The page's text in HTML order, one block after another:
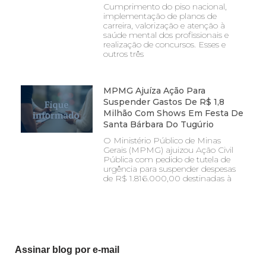
Cumprimento do piso nacional,
implementação de planos de
carreira, valorização e atenção à
saúde mental dos profissionais e
realização de concursos. Esses e
outros três
MPMG Ajuíza Ação Para
Suspender Gastos De R$ 1,8
Milhão Com Shows Em Festa De
Santa Bárbara Do Tugúrio
O Ministério Público de Minas
Gerais (MPMG) ajuizou Ação Civil
Pública com pedido de tutela de
urgência para suspender despesas
de R$ 1.816.000,00 destinadas à
Assinar blog por e-mail